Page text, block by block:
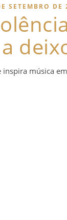
SETEMBRO DE
música